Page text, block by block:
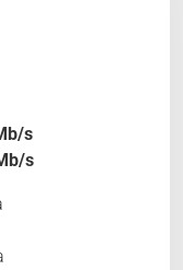
s
s